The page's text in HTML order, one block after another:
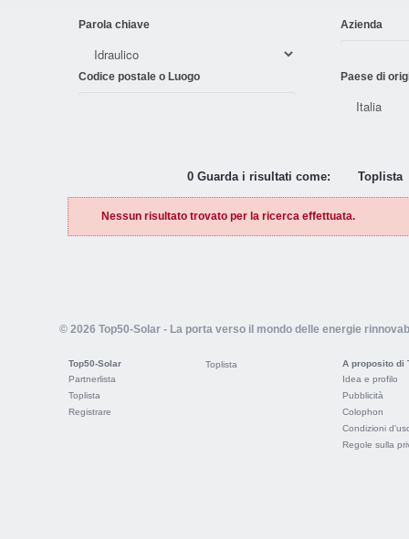
Parola chiave Azienda
Codice postale o Luogo Paese di
0 Guarda i risultati come: Toplista
Nessun risultato trovato per la ricerca effettuata.
© 2026 Top50-Solar - La porta verso il mondo delle energie
Top50-Solar
Partnerlista
Toplista
Registrare
Toplista
A proposito di
Idea e profilo
Pubblicità
Colophon
Condizioni
Regole sulla